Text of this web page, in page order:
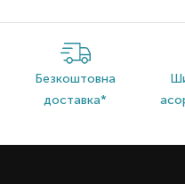
Безкоштовна
доставка*